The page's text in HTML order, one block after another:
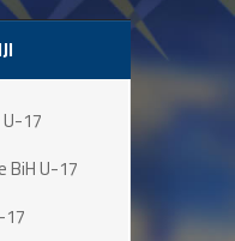
17
BiH U-17
17